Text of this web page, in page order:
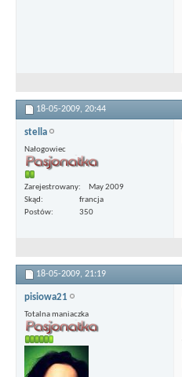
18-05-2009, 20:44
stella
Nałogowiec
Zarejestrowany
May 2009
Skąd
francja
Postów
350
18-05-2009, 21:19
pisiowa21
Totalna maniaczka